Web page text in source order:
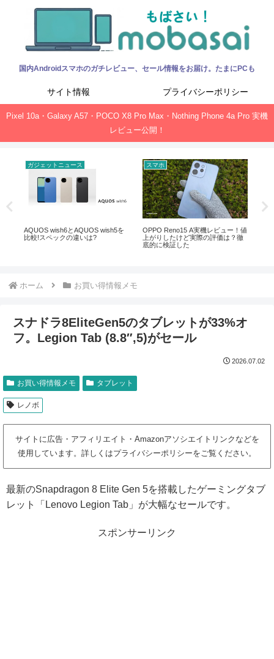
国内Androidスマホのガチレビュー、セール情報をお届け。たまにPCも
サイト情報 プライバシーポリシー
Pixel 10a・Galaxy A57・POCO X8 Pro Max・Nothing Phone 4a Pro 実機
レビュー公開！
ガジェットニュース
AQUOS wish6とAQUOS wish5を
比較!スペックの違いは?
スマホ
OPPO Reno15 A実機レビュー！値
上がりしたけど実際の評価は？徹
底的に検証した
ホーム お買い得情報メモ
スナドラ8EliteGen5のタブレットが33%オ
フ。Legion Tab (8.8″,5)がセール
2026.07.02
お買い得情報メモ タブレット
レノボ
サイトに広告・アフィリエイト・Amazonアソシエイトリンクなどを
使用しています。詳しくはプライバシーポリシーをご覧ください。
最新のSnapdragon 8 Elite Gen 5を搭載したゲーミングタブ
レット「Lenovo Legion Tab」が大幅なセールです。
スポンサーリンク